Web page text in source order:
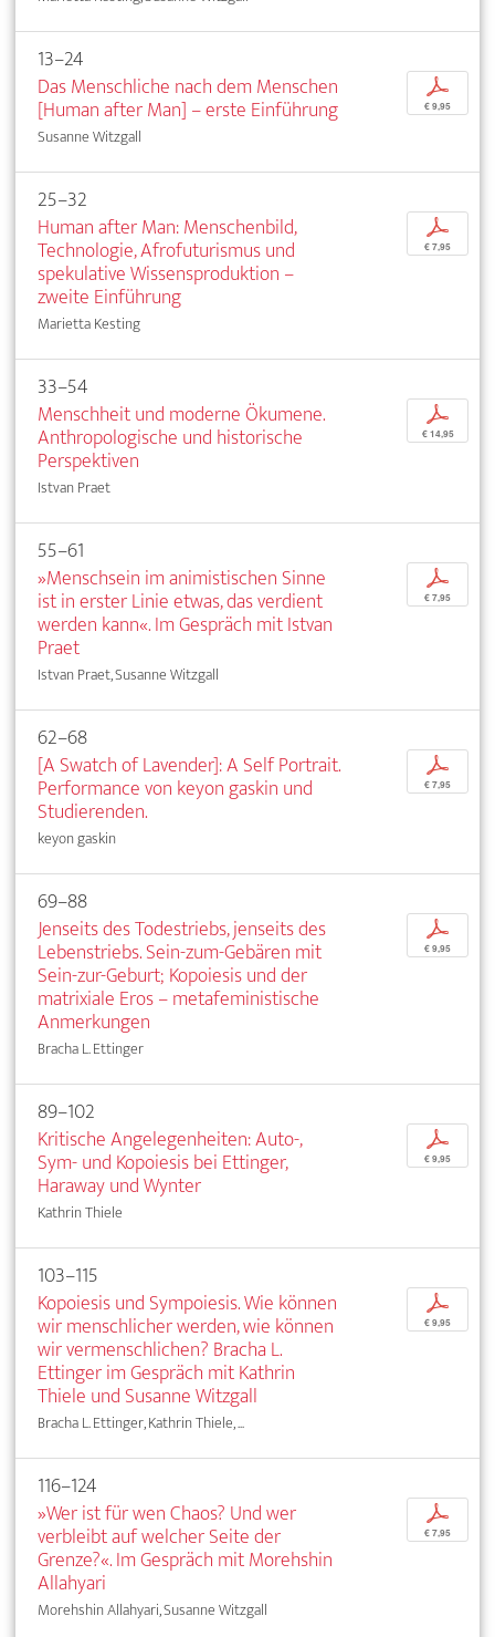
13–24
Das Menschliche nach dem Menschen
[Human after Man] – erste Einführung
Susanne Witzgall
p
€ 9,95
25–32
Human after Man: Menschenbild,
Technologie, Afrofuturismus und
spekulative Wissensproduktion –
zweite Einführung
Marietta Kesting
p
€ 7,95
33–54
Menschheit und moderne Ökumene.
Anthropologische und historische
Perspektiven
Istvan Praet
p
€ 14,95
55–61
»Menschsein im animistischen Sinne
ist in erster Linie etwas, das verdient
werden kann«. Im Gespräch mit Istvan
Praet
Istvan Praet, Susanne Witzgall
p
€ 7,95
62–68
[A Swatch of Lavender]: A Self Portrait.
Performance von keyon gaskin und
Studierenden.
keyon gaskin
p
€ 7,95
69–88
Jenseits des Todestriebs, jenseits des
Lebenstriebs. Sein-zum-Gebären mit
Sein-zur-Geburt; Kopoiesis und der
matrixiale Eros – metafeministische
Anmerkungen
Bracha L. Ettinger
p
€ 9,95
89–102
Kritische Angelegenheiten: Auto-,
Sym- und Kopoiesis bei Ettinger,
Haraway und Wynter
Kathrin Thiele
p
€ 9,95
103–115
Kopoiesis und Sympoiesis. Wie können
wir menschlicher werden, wie können
wir vermenschlichen? Bracha L.
Ettinger im Gespräch mit Kathrin
Thiele und Susanne Witzgall
Bracha L. Ettinger, Kathrin Thiele, ...
p
€ 9,95
116–124
»Wer ist für wen Chaos? Und wer
verbleibt auf welcher Seite der
Grenze?«. Im Gespräch mit Morehshin
Allahyari
Morehshin Allahyari, Susanne Witzgall
p
€ 7,95